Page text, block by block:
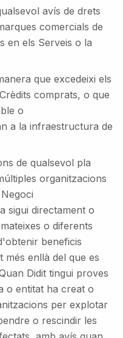
avís de drets
comercials de
en els Serveis o la
que excedeixi els
comprats, o que
o
a la infraestructura de
de qualsevol pla
organitzacions
sigui directament o
o diferents
beneficis
més enllà del que es
Didit tingui proves
o entitat ha creat o
per explotar
o rescindir les